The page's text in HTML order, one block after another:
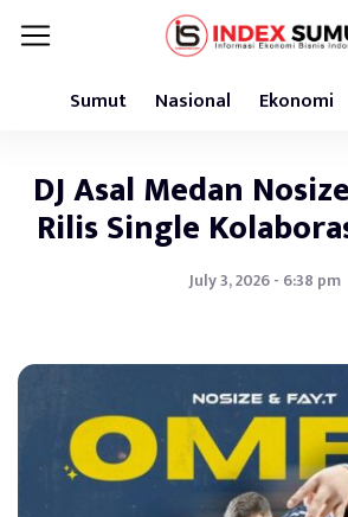
Sumut Nasional Ekonomi
DJ Asal Medan
Rilis Single
July 3, 2026 - 6:38 pm